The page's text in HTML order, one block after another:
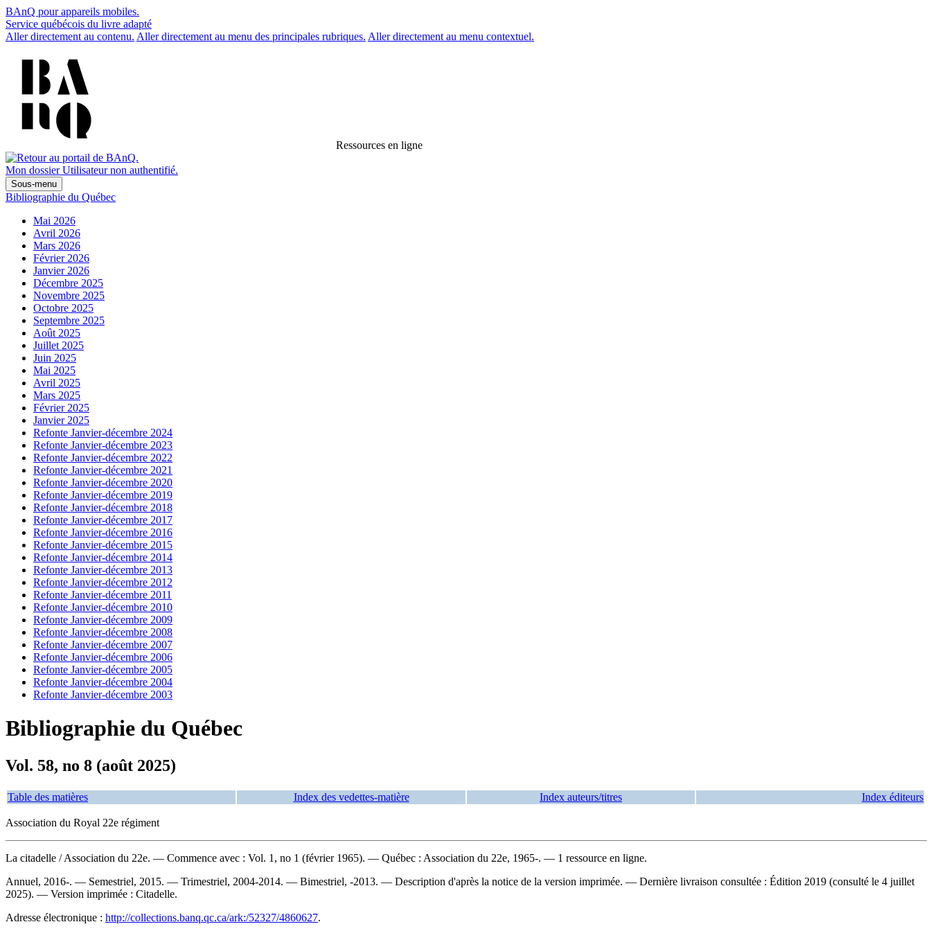
BAnQ pour appareils mobiles.
Service québécois du livre adapté
Aller directement au contenu. Aller directement au menu des principales rubriques. Aller directement au menu contextuel.
Ressources en ligne
Mon dossier Utilisateur non authentifié.
Sous-menu
Bibliographie du Québec
Mai 2026
Avril 2026
Mars 2026
Février 2026
Janvier 2026
Décembre 2025
Novembre 2025
Octobre 2025
Septembre 2025
Août 2025
Juillet 2025
Juin 2025
Mai 2025
Avril 2025
Mars 2025
Février 2025
Janvier 2025
Refonte Janvier-décembre 2024
Refonte Janvier-décembre 2023
Refonte Janvier-décembre 2022
Refonte Janvier-décembre 2021
Refonte Janvier-décembre 2020
Refonte Janvier-décembre 2019
Refonte Janvier-décembre 2018
Refonte Janvier-décembre 2017
Refonte Janvier-décembre 2016
Refonte Janvier-décembre 2015
Refonte Janvier-décembre 2014
Refonte Janvier-décembre 2013
Refonte Janvier-décembre 2012
Refonte Janvier-décembre 2011
Refonte Janvier-décembre 2010
Refonte Janvier-décembre 2009
Refonte Janvier-décembre 2008
Refonte Janvier-décembre 2007
Refonte Janvier-décembre 2006
Refonte Janvier-décembre 2005
Refonte Janvier-décembre 2004
Refonte Janvier-décembre 2003
Bibliographie du Québec
Vol. 58, no 8 (août 2025)
Table des matières Index des vedettes-matière Index auteurs/titres Index éditeurs
Association du Royal 22e régiment
La citadelle / Association du 22e. — Commence avec : Vol. 1, no 1 (février 1965). — Québec : Association du 22e, 1965-. — 1 ressource en ligne.
Annuel, 2016-. — Semestriel, 2015. — Trimestriel, 2004-2014. — Bimestriel, -2013. — Description d'après la notice de la version imprimée. — Dernière livraison consultée : Édition 2019 (consulté le 4 juillet
2025). — Version imprimée : Citadelle.
Adresse électronique : http://collections.banq.qc.ca/ark:/52327/4860627.